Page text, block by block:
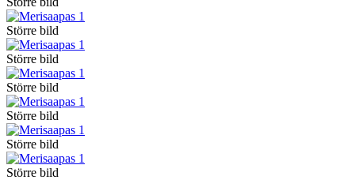
Större bild
Större bild
Större bild
Större bild
Större bild
Större bild